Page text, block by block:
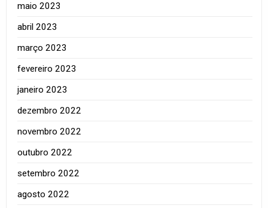
maio 2023
abril 2023
março 2023
fevereiro 2023
janeiro 2023
dezembro 2022
novembro 2022
outubro 2022
setembro 2022
agosto 2022